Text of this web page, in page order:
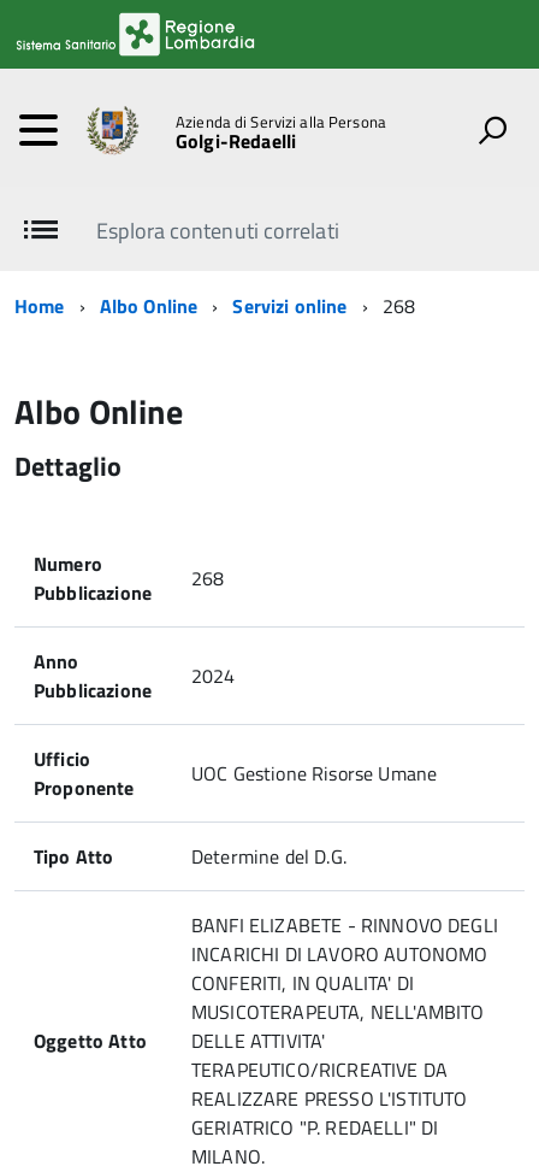
Azienda di Servizi alla Persona
Golgi-Redaelli
Esplora contenuti correlati
Home Albo Online Servizi online 268
Albo Online
Dettaglio
Numero
Pubblicazione
268
Anno
Pubblicazione
2024
Ufficio
Proponente
UOC Gestione Risorse Umane
Tipo Atto Determine del D.G.
Oggetto Atto
BANFI ELIZABETE - RINNOVO DEGLI
INCARICHI DI LAVORO AUTONOMO
CONFERITI, IN QUALITA' DI
MUSICOTERAPEUTA, NELL'AMBITO
DELLE ATTIVITA'
TERAPEUTICO/RICREATIVE DA
REALIZZARE PRESSO L'ISTITUTO
GERIATRICO "P. REDAELLI" DI
MILANO.